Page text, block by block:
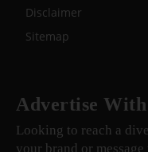
Disclaimer
Sitemap
Advertise With
Looking to reach a
your brand or